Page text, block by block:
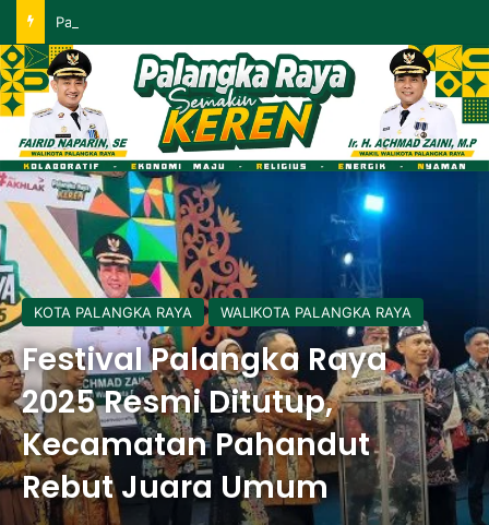
KOTA PALANGKA RAYA WALIKOTA PALANGKA RAYA
Festival Palangka Raya
2025 Resmi Ditutup,
Kecamatan Pahandut
Rebut Juara Umum